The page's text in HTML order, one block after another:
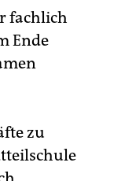
fachlich
Ende
zu